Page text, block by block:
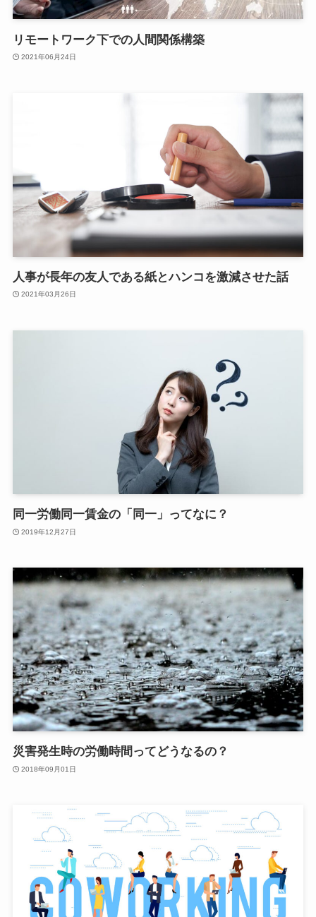
リモートワーク下での人間関係構築
2021年06月24日
人事が長年の友人である紙とハンコを激減させた話
2021年03月26日
同一労働同一賃金の「同一」ってなに？
2019年12月27日
災害発生時の労働時間ってどうなるの？
2018年09月01日